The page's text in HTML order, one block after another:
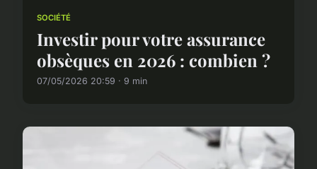
SOCIÉTÉ
Investir pour votre assurance
obsèques en 2026 : combien ?
07/05/2026 20:59 · 9 min